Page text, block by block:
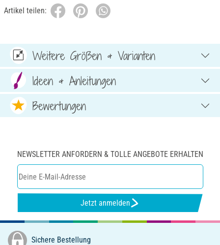
Artikel teilen:
Weitere Größen & Varianten
Ideen & Anleitungen
Bewertungen
NEWSLETTER ANFORDERN & TOLLE ANGEBOTE ERHALTEN
Jetzt anmelden
Sichere Bestellung